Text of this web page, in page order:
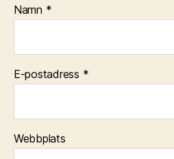
Namn *
E-postadress *
Webbplats